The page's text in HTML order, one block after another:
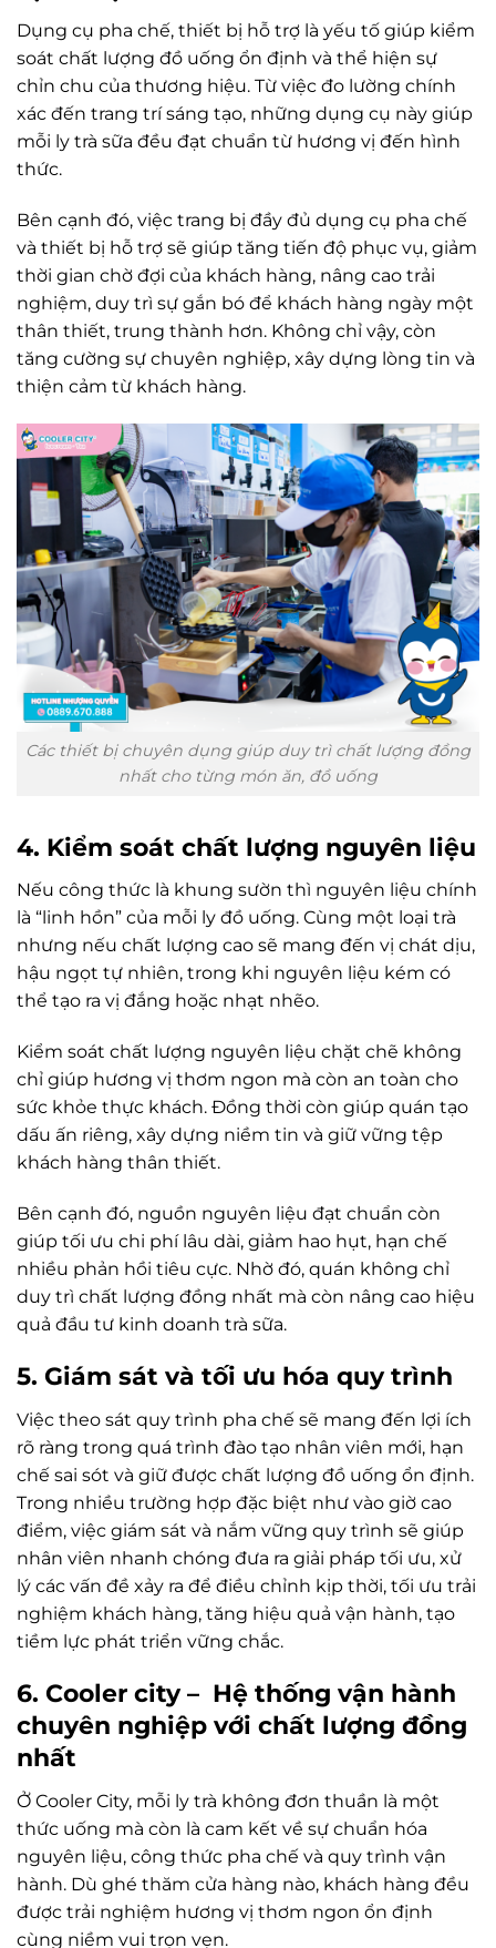
Dụng cụ pha chế, thiết bị hỗ trợ là yếu tố giúp kiểm
soát chất lượng đồ uống ổn định và thể hiện sự
chỉn chu của thương hiệu. Từ việc đo lường chính
xác đến trang trí sáng tạo, những dụng cụ này giúp
mỗi ly trà sữa đều đạt chuẩn từ hương vị đến hình
thức.
Bên cạnh đó, việc trang bị đầy đủ dụng cụ pha chế
và thiết bị hỗ trợ sẽ giúp tăng tiến độ phục vụ, giảm
thời gian chờ đợi của khách hàng, nâng cao trải
nghiệm, duy trì sự gắn bó để khách hàng ngày một
thân thiết, trung thành hơn. Không chỉ vậy, còn
tăng cường sự chuyên nghiệp, xây dựng lòng tin và
thiện cảm từ khách hàng.
Các thiết bị chuyên dụng giúp duy trì chất lượng đồng
nhất cho từng món ăn, đồ uống
4. Kiểm soát chất lượng nguyên liệu
Nếu công thức là khung sườn thì nguyên liệu chính
là “linh hồn” của mỗi ly đồ uống. Cùng một loại trà
nhưng nếu chất lượng cao sẽ mang đến vị chát dịu,
hậu ngọt tự nhiên, trong khi nguyên liệu kém có
thể tạo ra vị đắng hoặc nhạt nhẽo.
Kiểm soát chất lượng nguyên liệu chặt chẽ không
chỉ giúp hương vị thơm ngon mà còn an toàn cho
sức khỏe thực khách. Đồng thời còn giúp quán tạo
dấu ấn riêng, xây dựng niềm tin và giữ vững tệp
khách hàng thân thiết.
Bên cạnh đó, nguồn nguyên liệu đạt chuẩn còn
giúp tối ưu chi phí lâu dài, giảm hao hụt, hạn chế
nhiều phản hồi tiêu cực. Nhờ đó, quán không chỉ
duy trì chất lượng đồng nhất mà còn nâng cao hiệu
quả đầu tư kinh doanh trà sữa.
5. Giám sát và tối ưu hóa quy trình
Việc theo sát quy trình pha chế sẽ mang đến lợi ích
rõ ràng trong quá trình đào tạo nhân viên mới, hạn
chế sai sót và giữ được chất lượng đồ uống ổn định.
Trong nhiều trường hợp đặc biệt như vào giờ cao
điểm, việc giám sát và nắm vững quy trình sẽ giúp
nhân viên nhanh chóng đưa ra giải pháp tối ưu, xử
lý các vấn đề xảy ra để điều chỉnh kịp thời, tối ưu trải
nghiệm khách hàng, tăng hiệu quả vận hành, tạo
tiềm lực phát triển vững chắc.
6. Cooler city – Hệ thống vận hành
chuyên nghiệp với chất lượng đồng
nhất
Ở Cooler City, mỗi ly trà không đơn thuần là một
thức uống mà còn là cam kết về sự chuẩn hóa
nguyên liệu, công thức pha chế và quy trình vận
hành. Dù ghé thăm cửa hàng nào, khách hàng đều
được trải nghiệm hương vị thơm ngon ổn định
cùng niềm vui trọn vẹn.